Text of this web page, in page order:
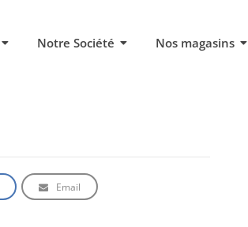
Notre Société Nos magasins
Email